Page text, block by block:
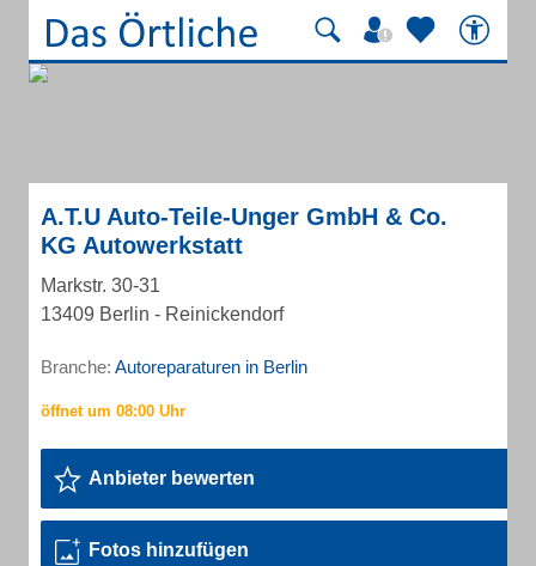
A.T.U Auto-Teile-Unger GmbH & Co.
KG Autowerkstatt
Markstr. 30-31
13409 Berlin - Reinickendorf
Branche: Autoreparaturen in Berlin
Anbieter bewerten
Fotos hinzufügen